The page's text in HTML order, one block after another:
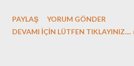
ise planlı programlı geziyor ve
eserlere dönüştürüyor. Bir yazısında
PAYLAŞ
YORUM GÖNDER
DEVAMI İÇİN LÜTFEN TIKLAYINIZ....